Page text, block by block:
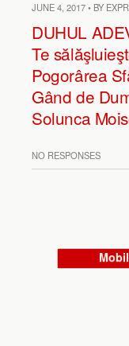
JUNE 4, 2017 • BY
DUHUL
Te
Pogorârea
Gând de
Solunca
NO RESPONSES